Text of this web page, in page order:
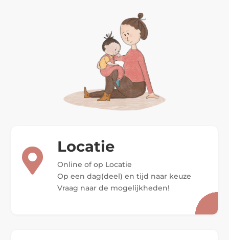

Locatie
Online of op Locatie
Op een dag(deel) en tijd naar keuze
Vraag naar de mogelijkheden!